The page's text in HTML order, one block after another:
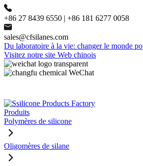
+86 27 8439 6550 | +86 181 6277 0058
sales@cfsilanes.com
Du laboratoire à la vie: changer le monde
Visitez notre site Web chinois
Produits
Polymères de silicone
Oligomères de silane